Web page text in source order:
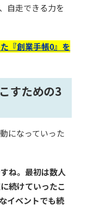
自走できる力を
『創業手帳0』を
すための3
になっていった
ね。最初は数人
続けていったこ
イベントでも続